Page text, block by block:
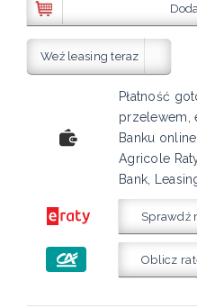
Weź leasing teraz
Płatność
przelewem,
Banku
Agricole
Bank,
Sprawdź
Oblicz